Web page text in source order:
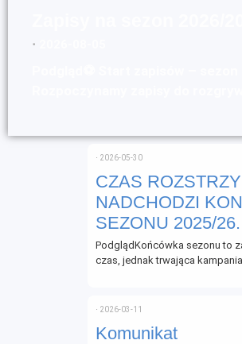
⋅
CZAS
NADCHODZI
SEZONU 2025/26.
⋅ 2026-05-30
PodglądKońcówka sezonu to
czas, jednak trwająca
Komunikat
⋅ 2026-03-11